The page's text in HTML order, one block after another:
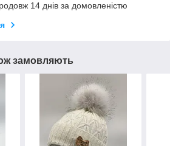
14 днів за домовленістю
замовляють